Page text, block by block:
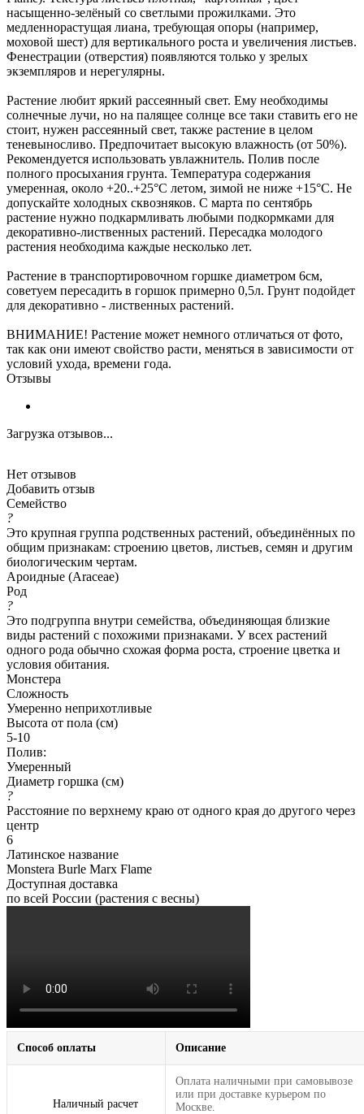
насыщенно-зелёный со светлыми прожилками. Это
медленнорастущая лиана, требующая опоры (например,
моховой шест) для вертикального роста и увеличения листьев.
Фенестрации (отверстия) появляются только у зрелых
экземпляров и нерегулярны.
Растение любит яркий рассеянный свет. Ему необходимы
солнечные лучи, но на палящее солнце все таки ставить его не
стоит, нужен рассеянный свет, также растение в целом
теневыносливо. Предпочитает высокую влажность (от 50%).
Рекомендуется использовать увлажнитель. Полив после
полного просыхания грунта. Температура содержания
умеренная, около +20..+25°С летом, зимой не ниже +15°С. Не
допускайте холодных сквозняков. С марта по сентябрь
растение нужно подкармливать любыми подкормками для
декоративно-лиственных растений. Пересадка молодого
растения необходима каждые несколько лет.
Растение в транспортировочном горшке диаметром 6см,
советуем пересадить в горшок примерно 0,5л. Грунт подойдет
для декоративно - лиственных растений.
ВНИМАНИЕ! Растение может немного отличаться от фото,
так как они имеют свойство расти, меняться в зависимости от
условий ухода, времени года.
Отзывы
Загрузка отзывов...
Нет отзывов
Добавить отзыв
Семейство
?
Это крупная группа родственных растений, объединённых по
общим признакам: строению цветов, листьев, семян и другим
биологическим чертам.
Ароидные (Araceae)
Род
?
Это подгруппа внутри семейства, объединяющая близкие
виды растений с похожими признаками. У всех растений
одного рода обычно схожая форма роста, строение цветка и
условия обитания.
Монстера
Сложность
Умеренно неприхотливые
Высота от пола (см)
5-10
Полив:
Умеренный
Диаметр горшка (см)
?
Расстояние по верхнему краю от одного края до другого через
центр
6
Латинское название
Monstera Burle Marx Flame
Доступная доставка
по всей России (растения с весны)
Способ оплаты Описание
Наличный расчет
Оплата наличными при самовывозе
или при доставке курьером по
Москве.